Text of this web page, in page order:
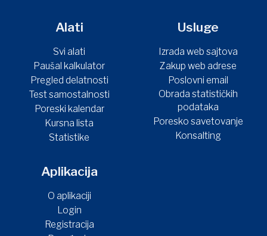
Alati
Svi alati
Paušal kalkulator
Pregled delatnosti
Test samostalnosti
Poreski kalendar
Kursna lista
Statistike
Usluge
Izrada web sajtova
Zakup web adrese
Poslovni email
Obrada statističkih
podataka
Poresko savetovanje
Konsalting
Aplikacija
O aplikaciji
Login
Registracija